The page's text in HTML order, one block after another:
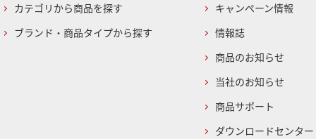
カテゴリから商品を探す
ブランド・商品タイプから探す
キャンペーン情報
情報誌
商品のお知らせ
当社のお知らせ
商品サポート
ダウンロードセンター